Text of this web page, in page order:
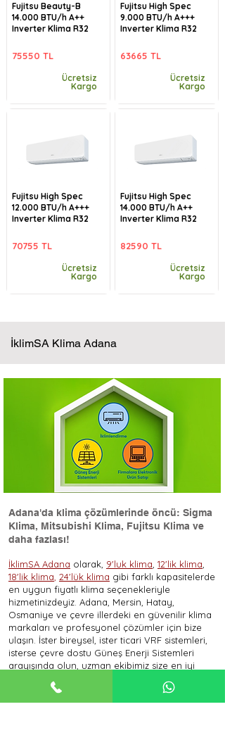
Fujitsu Beauty-B
14.000 BTU/h A++
Inverter Klima R32
75550 TL
Ücretsiz
Kargo
Fujitsu High Spec
12.000 BTU/h A+++
Inverter Klima R32
70755 TL
Ücretsiz
Kargo
Fujitsu High Spec
9.000 BTU/h A+++
Inverter Klima R32
63665 TL
Ücretsiz
Kargo
Fujitsu High Spec
14.000 BTU/h A++
Inverter Klima R32
82590 TL
Ücretsiz
Kargo
İklimSA Klima Adana
Adana'da klima çözümlerinde öncü: Sigma
Klima, Mitsubishi Klima, Fujitsu Klima ve
daha fazlası!
İklimSA Adana olarak, 9'luk klima 12'lik klima
18'lik klima 24'lük klima gibi farklı kapasitelerde
en uygun fiyatlı klima seçenekleriyle
hizmetinizdeyiz. Adana, Mersin, Hatay,
Osmaniye ve çevre illerdeki en güvenilir klima
markaları ve profesyonel çözümler için bize
ulaşın. İster bireysel, ister ticari VRF sistemleri,
isterse çevre dostu Güneş Enerji Sistemleri
arayışında olun, uzman ekibimiz size en iyi
En uygun klima fiyatları, farklı klima modelleri
ve klima montajı konularında daha fazla bilgi